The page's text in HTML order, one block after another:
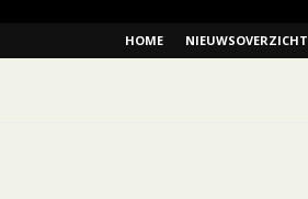
HOME NIEUWSOVERZICHT